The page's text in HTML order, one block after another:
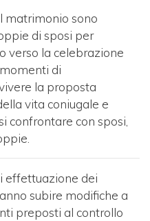
matrimonio sono
di sposi per
verso la celebrazione
di
la proposta
vita coniugale e
confrontare con sposi,
effettuazione dei
subire modifiche a
preposti al controllo